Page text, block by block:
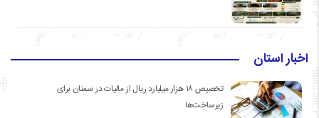
اخبار استان
تخصیص ۱۸ هزار میلیارد ریال از مالیات در سمنان برای
زیرساخت‌ها